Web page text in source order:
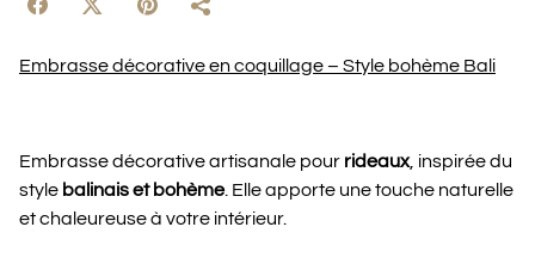
Embrasse décorative en coquillage – Style bohème Bali
Embrasse décorative artisanale pour rideaux, inspirée du
style balinais et bohème. Elle apporte une touche naturelle
et chaleureuse à votre intérieur.